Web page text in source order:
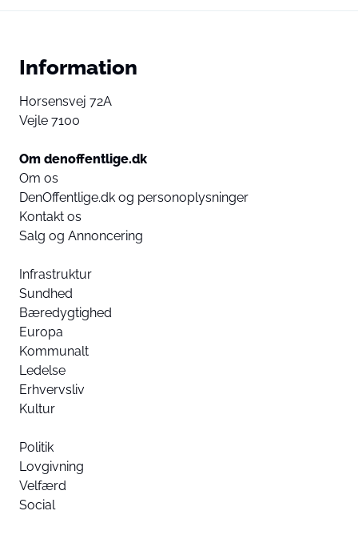
Information
Horsensvej 72A
Vejle 7100
Om denoffentlige.dk
Om os
DenOffentlige.dk og personoplysninger
Kontakt os
Salg og Annoncering
Infrastruktur
Sundhed
Bæredygtighed
Europa
Kommunalt
Ledelse
Erhvervsliv
Kultur
Politik
Lovgivning
Velfærd
Social